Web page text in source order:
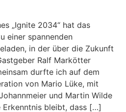
„Ignite 2034“ hat das
einer spannenden
in der über die Zukunft
Ralf Markötter
durfte ich auf dem
von Mario Lüke, mit
und Martin Wilde
Erkenntnis bleibt, dass […]